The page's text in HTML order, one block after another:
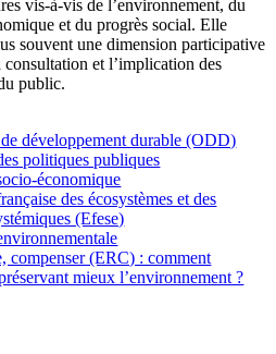
vis-à-vis de l’environnement, du
et du progrès social. Elle
souvent une dimension participative
et l’implication des
public.
développement durable (ODD)
politiques publiques
économique
des écosystèmes et des
(Efese)
compenser (ERC) : comment
mieux l’environnement ?